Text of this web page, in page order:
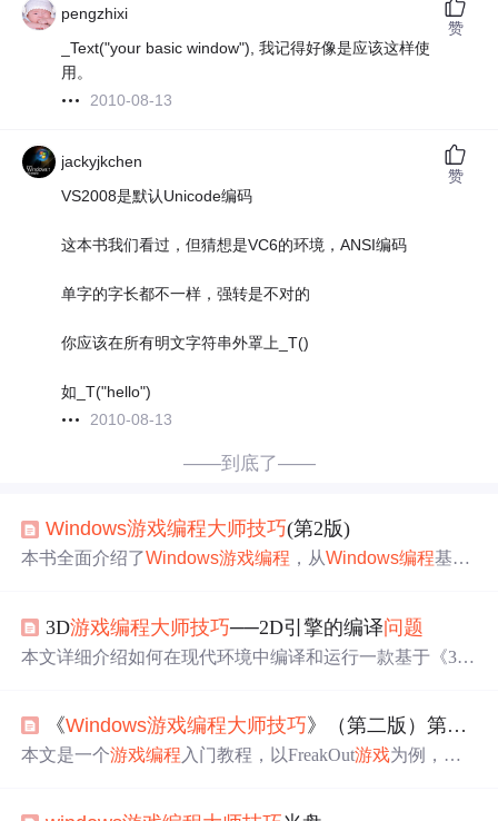
pengzhixi
_Text("your basic window"), 我记得好像是应该这样使
用。
2010-08-13
赞
jackyjkchen
VS2008是默认Unicode编码
这本书我们看过，但猜想是VC6的环境，ANSI编码
单字的字长都不一样，强转是不对的
你应该在所有明文字符串外罩上_T()
如_T("hello")
2010-08-13
赞
——到底了——
Windows游戏编程大师技巧(第2版)
本书全面介绍了Windows游戏编程 ，从Windows编程基础
3D游戏编程大师技巧──2D引擎的编译问题
本文详细介绍如何在现代环境中编译和运行一款基于《3D
解决方法，包括代码更新、资源加载调整等关键环节。
《Windows游戏编程大师技巧》（第二版）第1章（下）
本文是一个游戏编程 入门教程，以FreakOut游戏为例，介